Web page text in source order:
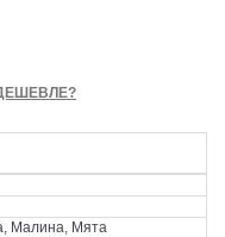
Малина, Мята